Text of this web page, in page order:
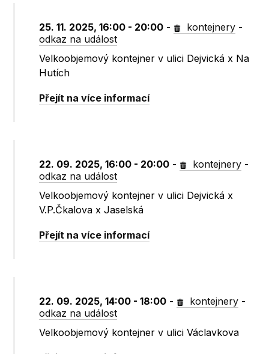
25. 11. 2025, 16:00 - 20:00 - kontejnery -
odkaz na událost
Velkoobjemový kontejner v ulici Dejvická x Na
Hutích
Přejít na více informací
22. 09. 2025, 16:00 - 20:00 - kontejnery -
odkaz na událost
Velkoobjemový kontejner v ulici Dejvická x
V.P.Čkalova x Jaselská
Přejít na více informací
22. 09. 2025, 14:00 - 18:00 - kontejnery -
odkaz na událost
Velkoobjemový kontejner v ulici Václavkova